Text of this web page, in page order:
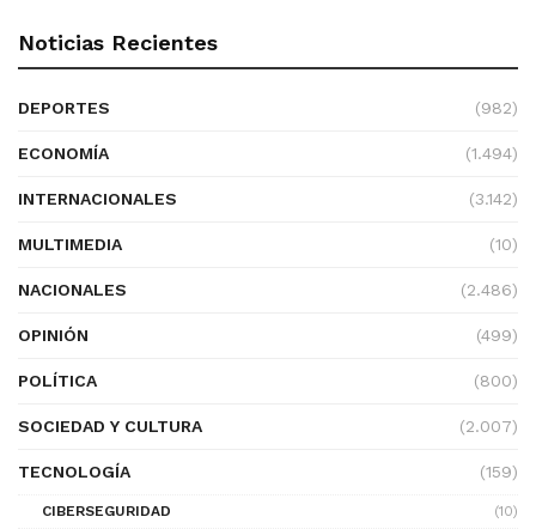
Noticias Recientes
DEPORTES (982)
ECONOMÍA (1.494)
INTERNACIONALES (3.142)
MULTIMEDIA (10)
NACIONALES (2.486)
OPINIÓN (499)
POLÍTICA (800)
SOCIEDAD Y CULTURA (2.007)
TECNOLOGÍA (159)
CIBERSEGURIDAD
(10)